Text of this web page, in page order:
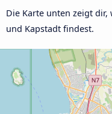
Die Karte unten zeigt
und Kapstadt findest.